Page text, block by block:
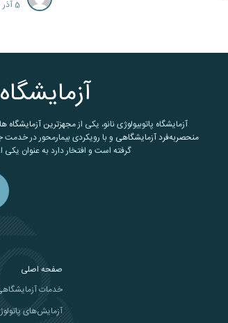
5 آذر 1400
آزمایشگاه پاتوبیولوژی نانو، یکی ازمجهزترین
منحصربه‌فرد آزمایشگاهی و با رویکردی بیمارمحور در خدمت
گرفته است و افتخار دارد به عنوان
صفحه اصلی
خدمات
آزمایش‌های